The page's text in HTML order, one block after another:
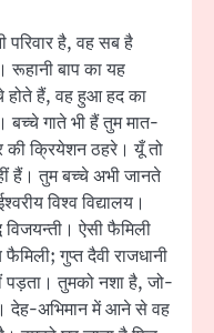
परिवार है, वह सब है
रूहानी बाप का यह
होते हैं, वह हुआ हद का
बच्चे गाते भी हैं तुम मात-
की क्रियेशन ठहरे। यूँ तो
हैं। तुम बच्चे अभी जानते
विश्व विद्यालय।
विजयन्ती। ऐसी फैमिली
गुप्त दैवी राजधानी
पड़ता। तुमको नशा है, जो-
देह-अभिमान में आने से वह